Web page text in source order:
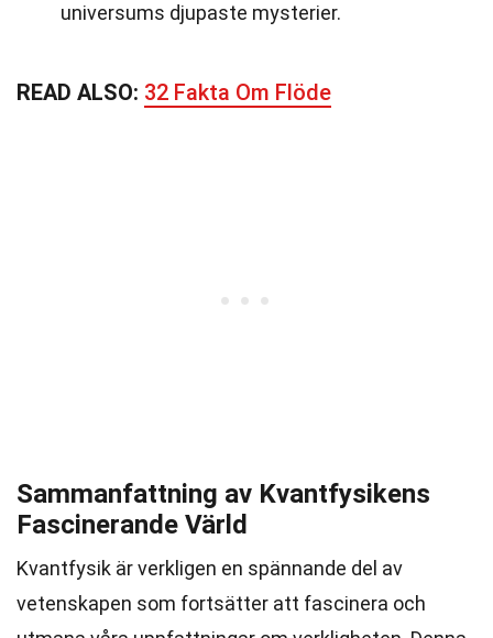
universums djupaste mysterier.
READ ALSO: 32 Fakta Om Flöde
Sammanfattning av Kvantfysikens
Fascinerande Värld
Kvantfysik är verkligen en spännande del av
vetenskapen som fortsätter att fascinera och